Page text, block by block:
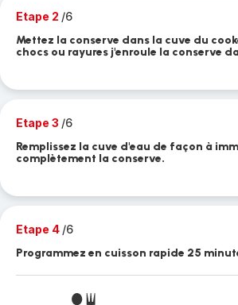
Etape 2 /6
Mettez la conserve dans la cuve du
chocs ou rayures j'enroule la conserve
Etape 3 /6
Remplissez la cuve d'eau de façon à
complètement la conserve.
Etape 4 /6
Programmez en cuisson rapide 25